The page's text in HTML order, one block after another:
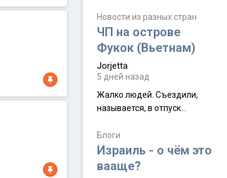
Дивали 8 ноября.
Новости из разных стран
ЧП на острове
Фукок (Вьетнам)
Jorjetta
5 дней назад
Жалко людей. Съездили,
называется, в отпуск...
Блоги
Израиль - о чём это
вааще?